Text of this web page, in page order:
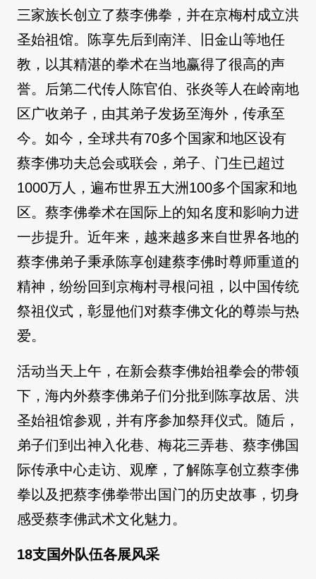
三家族长创立了蔡李佛拳，并在京梅村成立洪
圣始祖馆。陈享先后到南洋、旧金山等地任
教，以其精湛的拳术在当地赢得了很高的声
誉。后第二代传人陈官伯、张炎等人在岭南地
区广收弟子，由其弟子发扬至海外，传承至
今。如今，全球共有70多个国家和地区设有
蔡李佛功夫总会或联会，弟子、门生已超过
1000万人，遍布世界五大洲100多个国家和地
区。蔡李佛拳术在国际上的知名度和影响力进
一步提升。近年来，越来越多来自世界各地的
蔡李佛弟子秉承陈享创建蔡李佛时尊师重道的
精神，纷纷回到京梅村寻根问祖，以中国传统
祭祖仪式，彰显他们对蔡李佛文化的尊崇与热
爱。
活动当天上午，在新会蔡李佛始祖拳会的带领
下，海内外蔡李佛弟子们分批到陈享故居、洪
圣始祖馆参观，并有序参加祭拜仪式。随后，
弟子们到出神入化巷、梅花三弄巷、蔡李佛国
际传承中心走访、观摩，了解陈享创立蔡李佛
拳以及把蔡李佛拳带出国门的历史故事，切身
感受蔡李佛武术文化魅力。
18支国外队伍各展风采